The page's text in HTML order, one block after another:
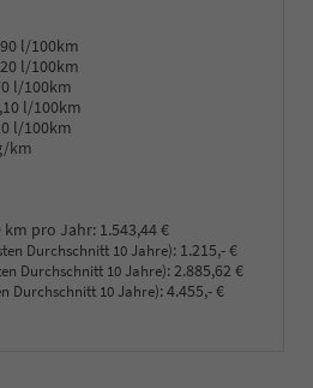
l/100km
l/100km
l/100km
l/100km
l/100km
km
km pro Jahr: 1.543,44 €
Durchschnitt 10 Jahre): 1.215,- €
Durchschnitt 10 Jahre): 2.885,62 €
Durchschnitt 10 Jahre):4.455,- €